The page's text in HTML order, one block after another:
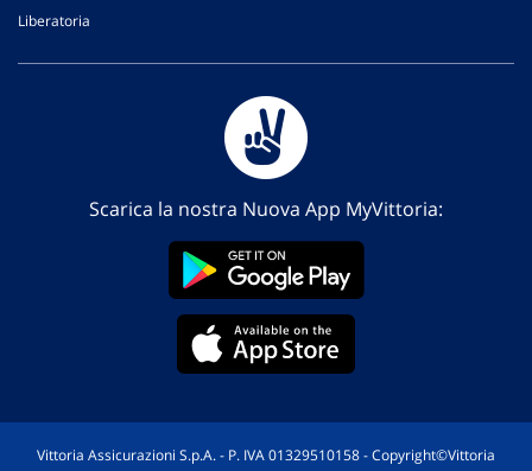
Liberatoria
Scarica la nostra Nuova App MyVittoria:
Vittoria Assicurazioni S.p.A. - P. IVA 01329510158 - Copyright©Vittoria